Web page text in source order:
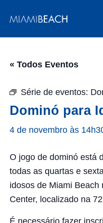
para
« Todos Eventos
Série de eventos:
Dominó para
4 de novembro às
O jogo de dominó está
todas as quartas e
idosos de Miami
Center, localizado na
É necessário fazer